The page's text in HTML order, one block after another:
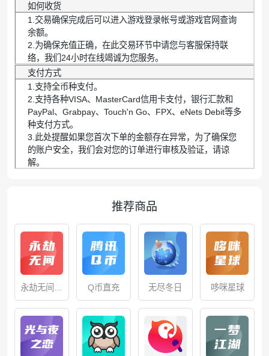
如何收货
1.交易确保完成后可以进入游戏登录帐号或游戏官网查询
余额。
2.为确保充值正确，在此交易环节中请您与客服保持联
络，我们24小时在线竭诚为您服务。
支付方式
1.支持全币种支付。
2.支持各种VISA、MasterCard信用卡支付，银行汇款和
PayPal、Grabpay、Touch'n Go、FPX、eNets Debit等多
种支付方式。
3.此处提醒如果您首次下单的金额存在异常，为了确保您
的账户安全，我们会对您的订单进行审核及验证，请谅
解。
推荐商品
永劫无间手
游
Q币直充 无尽冬日 哆咪星球